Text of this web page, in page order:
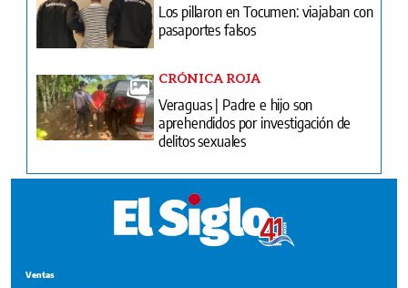
Los pillaron en Tocumen: viajaban con
pasaportes falsos
CRÓNICA ROJA
Veraguas | Padre e hijo son
aprehendidos por investigación de
delitos sexuales
Ventas